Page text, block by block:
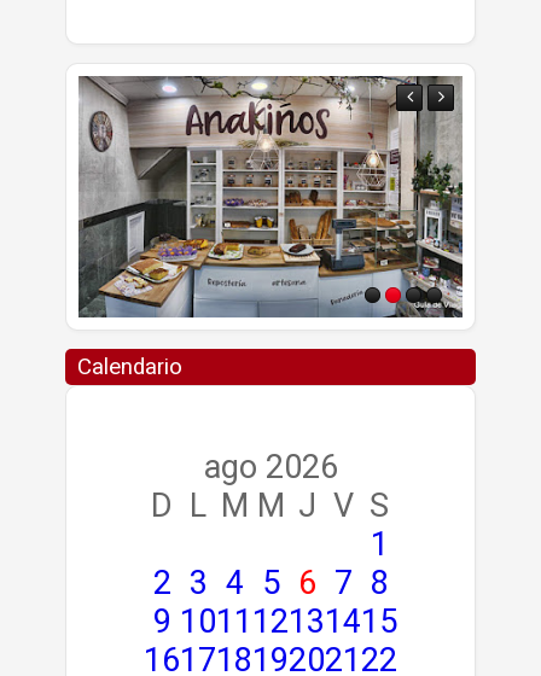
Calendario
ago 2026
D L M M J V S
1
2 3 4 5 6 7 8
9 1011 12131415
16171819202122